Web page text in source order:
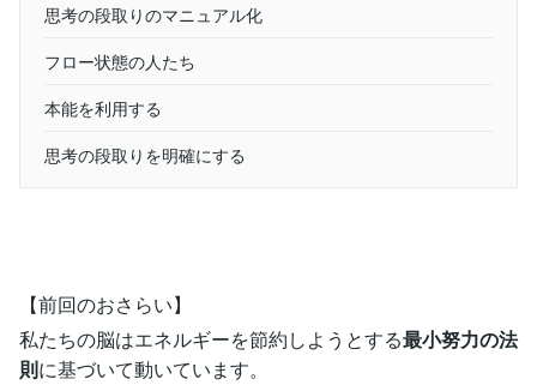
思考の段取りのマニュアル化
フロー状態の人たち
本能を利用する
思考の段取りを明確にする
【前回のおさらい】
私たちの脳はエネルギーを節約しようとする最小努力の法
則に基づいて動いています。